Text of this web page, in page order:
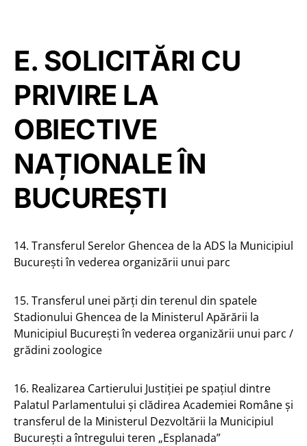
E. SOLICITĂRI CU
PRIVIRE LA
OBIECTIVE
NAȚIONALE ÎN
BUCUREȘTI
14. Transferul Serelor Ghencea de la ADS la Municipiul
București în vederea organizării unui parc
15. Transferul unei părți din terenul din spatele
Stadionului Ghencea de la Ministerul Apărării la
Municipiul București în vederea organizării unui parc /
grădini zoologice
16. Realizarea Cartierului Justiției pe spațiul dintre
Palatul Parlamentului și clădirea Academiei Române și
transferul de la Ministerul Dezvoltării la Municipiul
București a întregului teren „Esplanada”